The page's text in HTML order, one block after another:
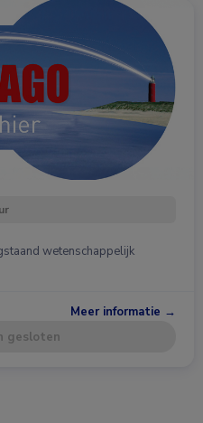
wetenschappelijk
Meer informatie →
gesloten